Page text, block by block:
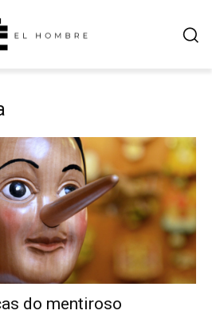
do mentiroso